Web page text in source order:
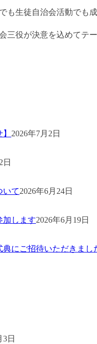
も生徒自治会活動でも
役が決意を込めてテ
2026年7月2日
日
いて2026年6月24日
加します2026年6月19日
にご招待いただきまし
3日